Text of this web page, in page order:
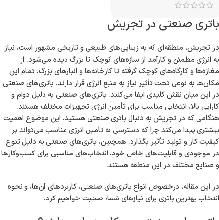
باتری صنعتی در تجریش
در تجریش، منطقه‌ای که به زیبایی‌های طبیعی و تاریخی مشهور است، نیاز
به انرژی مطمئن و کارآمد از سازه‌های کوچک تا بزرگ دیده می‌شود. از
مغازه‌ها و کارگاه‌های کوچک گرفته تا کارخانه‌ها و انبارهای بزرگ، تمام این
مکان‌ها به نوعی تحت تأثیر نیاز به منبع انرژی قرار دارند. باتری‌های صنعتی
در این میان نقش کلیدی ایفا می‌کنند. باتری‌های صنعتی به دلیل دوام و
کارایی بالا، انتخابی مناسب برای تأمین انرژی تجهیزات مختلف هستند.
هنگامی که در تجریش به دنبال باتری صنعتی هستید، این موضوع اهمیت
بیشتری پیدا می‌کند چرا که دسترسی به تأمین انرژی مناسب می‌تواند بر
کیفیت کار و تولید تأثیر بگذارد. همچنین، باتری‌های صنعتی به دلیل تنوع
در موجودی و قابلیت‌های خاص خود، انتخاب‌های مناسبی برای کسب‌وکارها
و صنایع مختلف در این منطقه هستند.
در این مقاله، درخصوص انواع باتری‌های صنعتی، کاربردهای آن‌ها، و نحوه
انتخاب بهترین باتری برای نیازهای شما، صحبت خواهیم کرد.